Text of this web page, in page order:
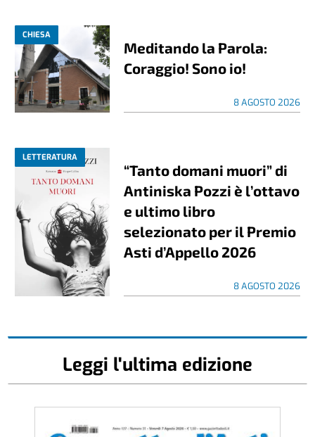
CHIESA
Meditando la Parola:
Coraggio! Sono io!
8 AGOSTO 2026
LETTERATURA
“Tanto domani muori” di
Antiniska Pozzi è l’ottavo
e ultimo libro
selezionato per il Premio
Asti d’Appello 2026
8 AGOSTO 2026
Leggi l'ultima edizione